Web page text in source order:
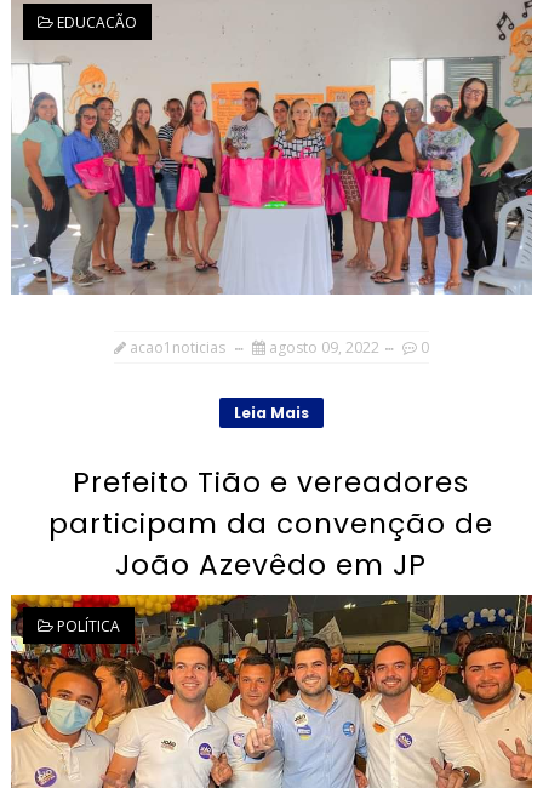
EDUCACÃO
acao1noticias agosto 09, 2022 0
Leia Mais
Prefeito Tião e vereadores
participam da convenção de
João Azevêdo em JP
POLÍTICA